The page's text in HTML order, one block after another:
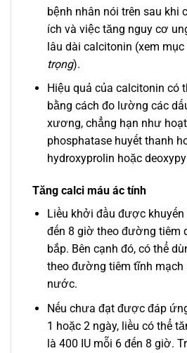
bệnh nhân nói trên sau khi
ích và việc tăng nguy cơ
lâu dài calcitonin (xem mục
trọng).
Hiệu quả của calcitonin có
bằng cách đo lường các
xương, chẳng hạn như
phosphatase huyết thanh
hydroxyprolin hoặc
Tăng calci máu ác tính
Liều khởi đầu được khuyến
đến 8 giờ theo đường tiêm
bắp. Bên cạnh đó, có thể
theo đường tiêm tĩnh mạch
nước.
Nếu chưa đạt được đáp
1 hoặc 2 ngày, liều có thể
là 400 IU mỗi 6 đến 8 giờ.